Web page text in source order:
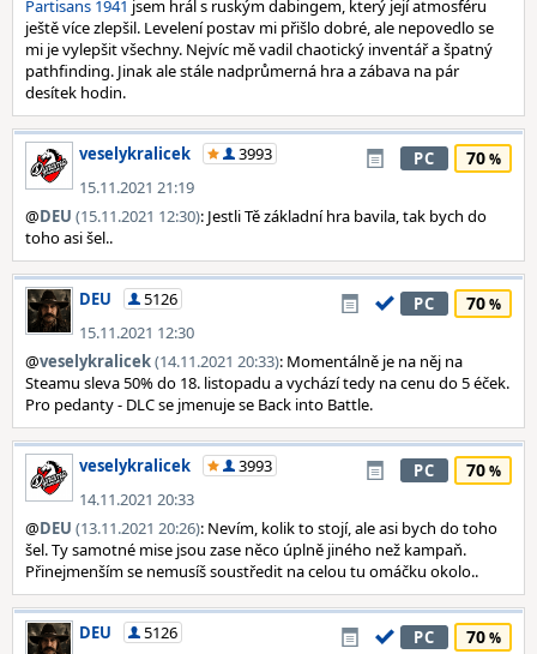
Partisans 1941 jsem hrál s ruským dabingem, který její atmosféru
ještě více zlepšil. Levelení postav mi přišlo dobré, ale nepovedlo se
mi je vylepšit všechny. Nejvíc mě vadil chaotický inventář a špatný
pathfinding. Jinak ale stále nadprůmerná hra a zábava na pár
desítek hodin.
veselykralicek
3993
15.11.2021 21:19
PC 70
@DEU (15.11.2021 12:30): Jestli Tě základní hra bavila, tak bych do
toho asi šel..
DEU
5126
15.11.2021 12:30
PC 70
@veselykralicek(14.11.2021 20:33): Momentálně je na něj na
Steamu sleva 50% do 18. listopadu a vychází tedy na cenu do 5 éček.
Pro pedanty - DLC se jmenuje se Back into Battle.
veselykralicek
3993
14.11.2021 20:33
PC 70
@DEU (13.11.2021 20:26): Nevím, kolik to stojí, ale asi bych do toho
šel. Ty samotné mise jsou zase něco úplně jiného než kampaň.
Přinejmenším se nemusíš soustředit na celou tu omáčku okolo..
DEU
5126
PC 70